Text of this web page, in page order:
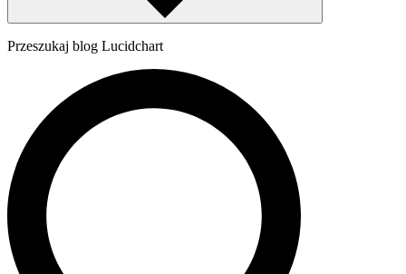
Przeszukaj blog Lucidchart